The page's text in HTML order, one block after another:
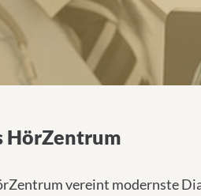
HörZentrum
vereint modernste